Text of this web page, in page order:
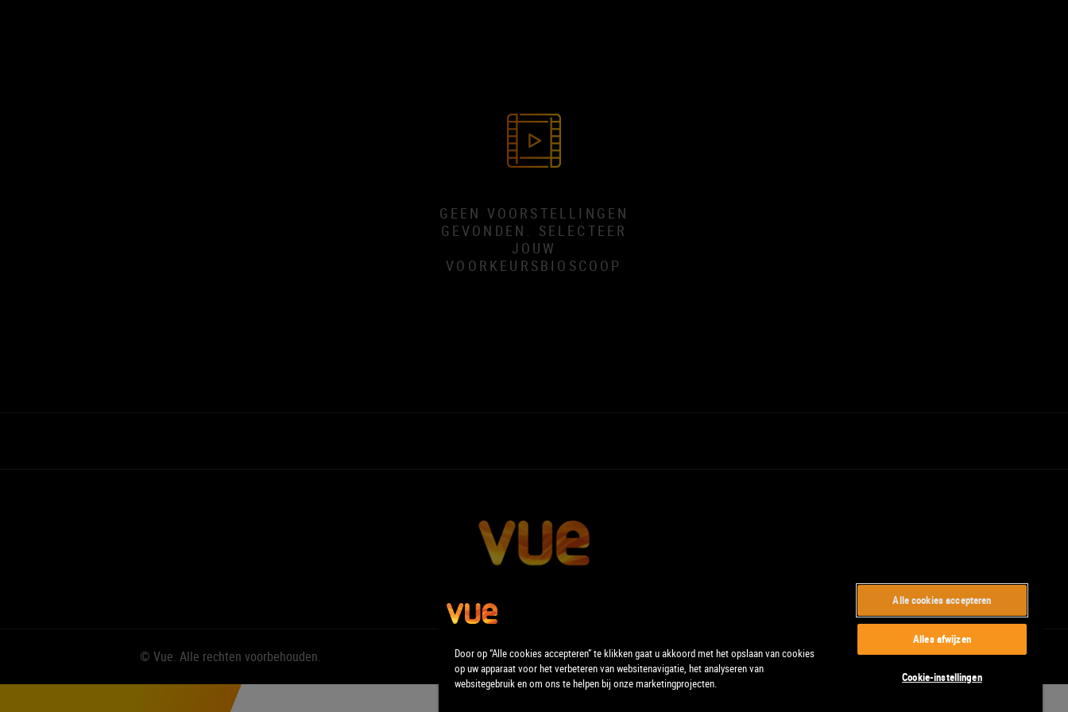
GEEN VOORSTELLINGEN
GEVONDEN. SELECTEER
JOUW
VOORKEURSBIOSCOOP
© Vue. Alle rechten voorbehouden.
Door op “Alle cookies accepteren” te klikken gaat u akkoord met het opslaan van cookies
op uw apparaat voor het verbeteren van websitenavigatie, het analyseren van
websitegebruik en om ons te helpen bij onze marketingprojecten.
Alle cookies accepteren
Alles afwijzen
Cookie-instellingen